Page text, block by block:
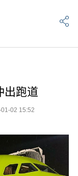
出跑道
02 15:52